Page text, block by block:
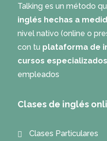
Talking es un método
inglés hechas a
nivel nativo (online o
con tu plataforma de
cursos
empleados
Clases de inglés
Clases Particulares